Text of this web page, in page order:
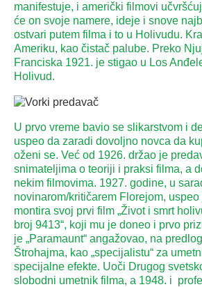
manifestuje, i američki filmovi
će on svoje namere, ideje i snove
ostvari putem filma i to u Holivudu.
Ameriku, kao čistač palube. Preko
Franciska 1921. je stigao u Los
Holivud.
U prvo vreme bavio se slikarstvom i
uspeo da zaradi dovoljno novca da
oženi se. Već od 1926. držao je
snimateljima o teoriji i praksi filma, a
nekim filmovima. 1927. godine, u
novinarom/kritičarem Florejom, uspeo
montira svoj prvi film „Život i smrt
broj 9413“, koji mu je doneo i prvo
je „Paramaunt“ angažovao, na
Štrohajma, kao „specijalistu“ za
specijalne efekte. Uoči Drugog
slobodni umetnik filma, a 1948. i